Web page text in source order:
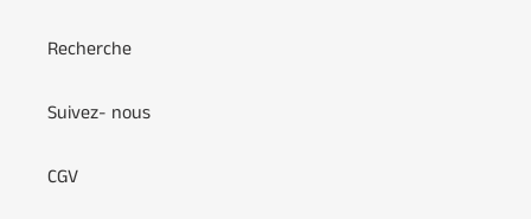
Recherche
Suivez- nous
CGV